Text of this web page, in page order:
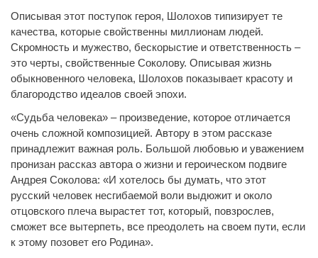
Описывая этот поступок героя, Шолохов типизирует те
качества, которые свойственны миллионам людей.
Скромность и мужество, бескорыстие и ответственность –
это черты, свойственные Соколову. Описывая жизнь
обыкновенного человека, Шолохов показывает красоту и
благородство идеалов своей эпохи.
«Судьба человека» – произведение, которое отличается
очень сложной композицией. Автору в этом рассказе
принадлежит важная роль. Большой любовью и уважением
пронизан рассказ автора о жизни и героическом подвиге
Андрея Соколова: «И хотелось бы думать, что этот
русский человек несгибаемой воли выдюжит и около
отцовского плеча вырастет тот, который, повзрослев,
сможет все вытерпеть, все преодолеть на своем пути, если
к этому позовет его Родина».